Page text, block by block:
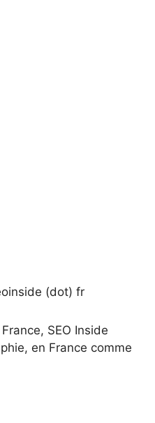
(dot) fr
SEO Inside
en France comme